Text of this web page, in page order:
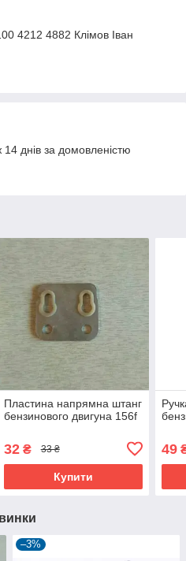
4212 4882 Клімов Іван
днів за домовленістю
Пластина напрямна штанг
бензинового двигуна 156f
32₴ 33 ₴
Купити
49
–3%